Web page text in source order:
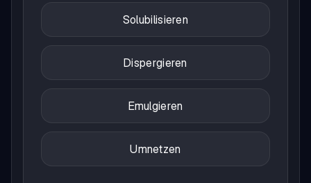
Solubilisieren
Dispergieren
Emulgieren
Umnetzen